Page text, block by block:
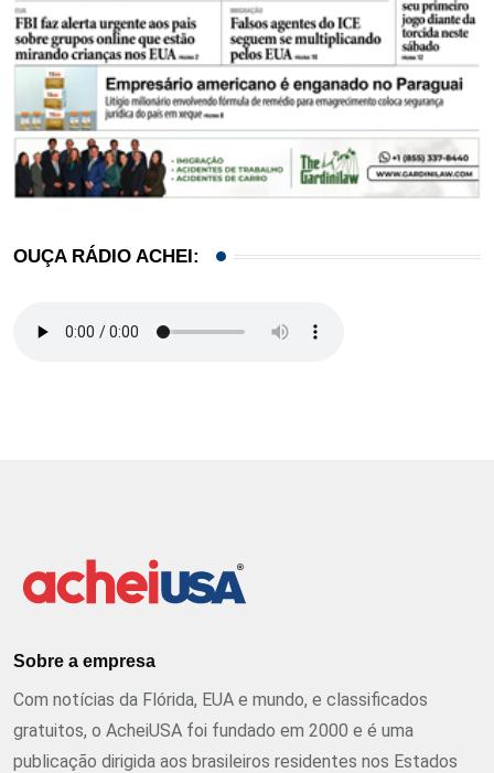
OUÇA RÁDIO ACHEI:
Sobre a empresa
Com notícias da Flórida, EUA e mundo, e classificados
gratuitos, o AcheiUSA foi fundado em 2000 e é uma
publicação dirigida aos brasileiros residentes nos Estados